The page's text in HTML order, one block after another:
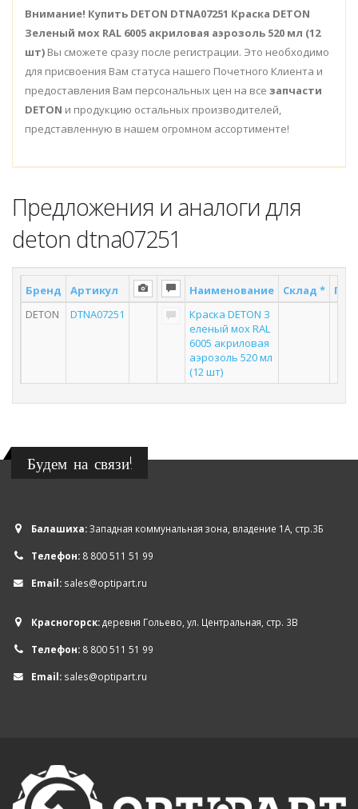
Внимание! Купить DETON DTNA07251 Краска DETON
Зеленый мох RAL 6005 акриловая аэрозоль 520 мл (12
шт) Вы сможете сразу после регистрации. Это необходимо
для присвоения Вам статуса нашего Почетного Клиента и
предоставления Вам персональных цен на все запчасти
DETON и продукцию остальных производителей,
представленную в нашем огромном ассортименте!
Предложения и аналоги для
deton dtna07251
Бренд Артикул Наименование Склад *
DETON
DTNA07251
Краска DETON З
еленый мох RAL
6005 акриловая
аэрозоль 520 мл
(12 шт)
Будем на связи!
Балашиха:Западная коммунальная зона, владение 1А, стр.3Б
Телефон: 8 800 511 51 99
Email: sales@optipart.ru
Красногорск:деревня Гольево, ул. Центральная, стр. 3В
Телефон: 8 800 511 51 99
Email: sales@optipart.ru